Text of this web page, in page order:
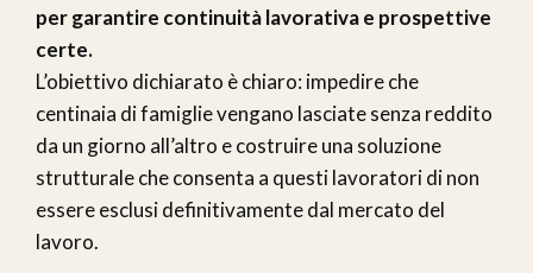
per garantire continuità lavorativa e prospettive
certe.
L’obiettivo dichiarato è chiaro: impedire che
centinaia di famiglie vengano lasciate senza reddito
da un giorno all’altro e costruire una soluzione
strutturale che consenta a questi lavoratori di non
essere esclusi definitivamente dal mercato del
lavoro.